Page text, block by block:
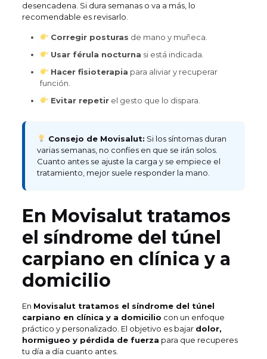
desencadena. Si dura semanas o va a más, lo
recomendable es revisarlo.
Corregir posturas de mano y muñeca.
Usar férula nocturna si está indicada.
Hacer fisioterapia para aliviar y recuperar
función.
Evitar repetirel gesto que lo dispara.
Consejo de Movisalut: Si los síntomas duran
varias semanas, no confíes en que se irán solos.
Cuanto antes se ajuste la carga y se empiece el
tratamiento, mejor suele responder la mano.
En Movisalut tratamos
el síndrome del túnel
carpiano en clínica y a
domicilio
En Movisalut tratamos el síndrome del túnel
carpiano en clínica y a domicilio con un enfoque
práctico y personalizado. El objetivo es bajar dolor,
hormigueo y pérdida de fuerza para que recuperes
tu día a día cuanto antes.